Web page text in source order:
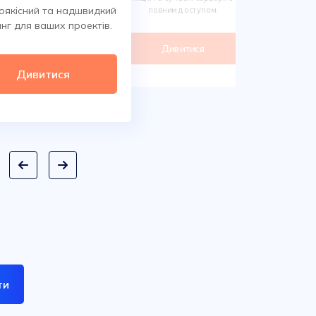
та надшвидкий
для ваших проектів.
Дивитися
повним доступом.
Дивитися